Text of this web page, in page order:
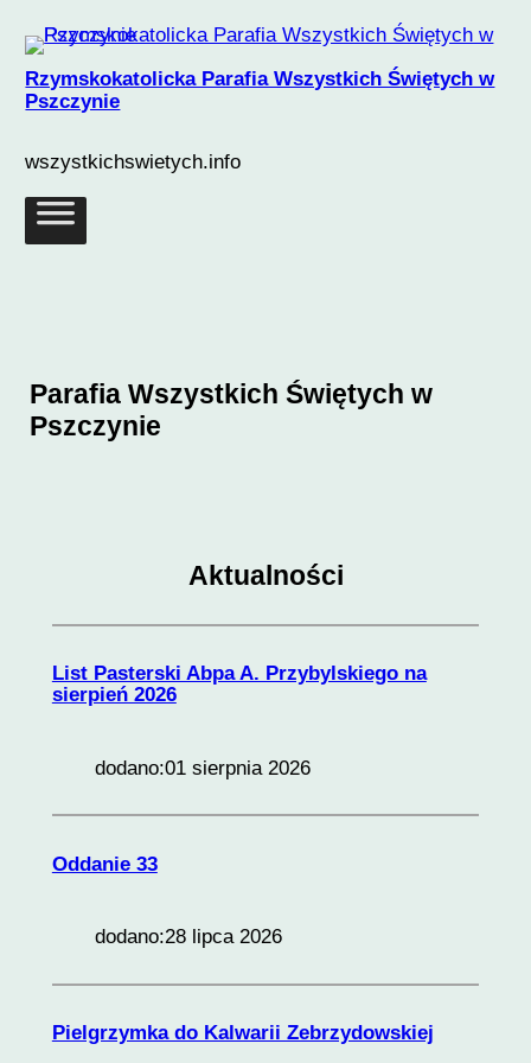
Przejdź
treści
Rzymskokatolicka Parafia Wszystkich Świętych w
Pszczynie
wszystkichswietych.info
Parafia Wszystkich Świętych w
Pszczynie
Aktualności
List Pasterski Abpa A. Przybylskiego na
sierpień 2026
dodano:01 sierpnia 2026
Oddanie 33
dodano:28 lipca 2026
Pielgrzymka do Kalwarii Zebrzydowskiej
Konieczne
one potrzebne
do
Statystyka